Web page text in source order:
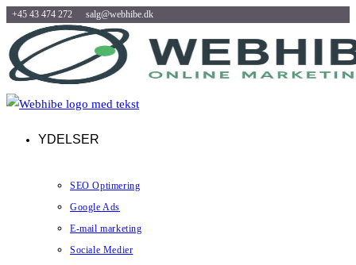
Skip
content
+45 43 474 272 salg@webhibe.dk
YDELSER
SEO Optimering
Google Ads
E-mail marketing
Sociale Medier